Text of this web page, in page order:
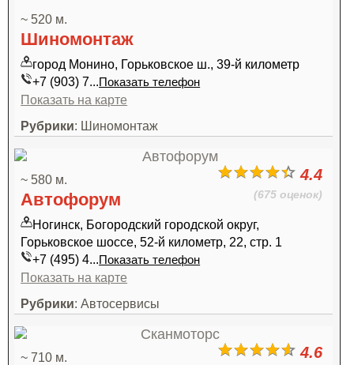
~ 520 м.
Шиномонтаж
город Монино, Горьковское ш., 39-й километр
+7 (903) 7...Показать телефон
Показать на карте
Рубрики: Шиномонтаж
4.4
(675 оценок)
~ 580 м.
Автофорум
Ногинск, Богородский городской округ,
Горьковское шоссе, 52-й километр, 22, стр. 1
+7 (495) 4...Показать телефон
Показать на карте
Рубрики: Автосервисы
4.6
~ 710 м.